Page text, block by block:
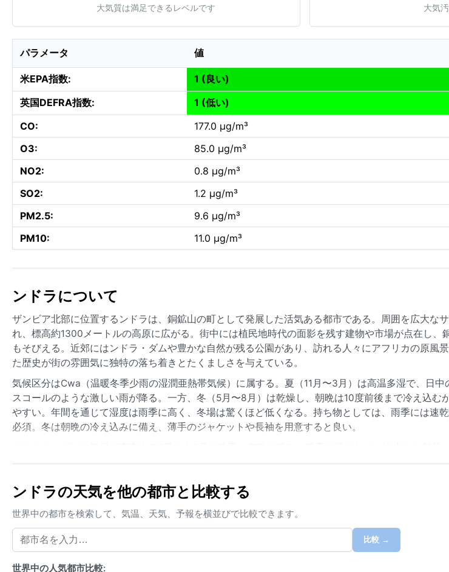
大気質は満足できるレベルです 大気
パラメータ 値
米EPA指数:
1 (良い)
英国DEFRA指数:
1 (低い)
CO:
177.0 µg/m³
O3:
85.0 µg/m³
NO2:
0.8 µg/m³
SO2:
1.2 µg/m³
PM2.5:
9.6 µg/m³
PM10:
11.0 µg/m³
ンドラについて
ザンビア北部に位置するンドラは、銅鉱山の町として発展した活気ある都市である。周囲を広大な
れ、標高約1300メートルの高原に広がる。街中には植民地時代の面影を残す建物や市場が点在し、
もそびえる。近郊にはンドラ・ダムや豊かな自然が残る公園があり、訪れる人々にアフリカの原風
た歴史が街の雰囲気に独特の落ち着きとたくましさを与えている。
気候区分はCwa（温暖冬季少雨の湿潤亜熱帯気候）に属する。夏（11月〜3月）は高温多湿で、日
スコールのような激しい雨が降る。一方、冬（5月〜8月）は乾燥し、朝晩は10度前後まで冷え込む
やすい。年間を通じて湿度は雨季に高く、冬場は驚くほど低くなる。持ち物としては、雨季には速
必須。冬は朝晩の冷え込みに備え、薄手のジャケットや長袖を用意すると良い。
10月は最も暑く、40度近くまで上がることもある。特筆すべき気象現象としては、乾季から雨季へ
く、穏やかな気候の中でアフリカの日常を体感できる。
ンドラの天気を他の都市と比較する
世界中の都市を検索して、気温、天気、予報を横並びで比較できます。
比較 →
世界中の人気都市比較: